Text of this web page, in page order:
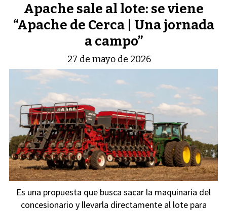
Apache sale al lote: se viene
“Apache de Cerca | Una jornada
a campo”
27 de mayo de 2026
Es una propuesta que busca sacar la maquinaria del
concesionario y llevarla directamente al lote para